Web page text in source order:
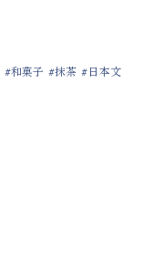
和菓子 抹茶
日本文